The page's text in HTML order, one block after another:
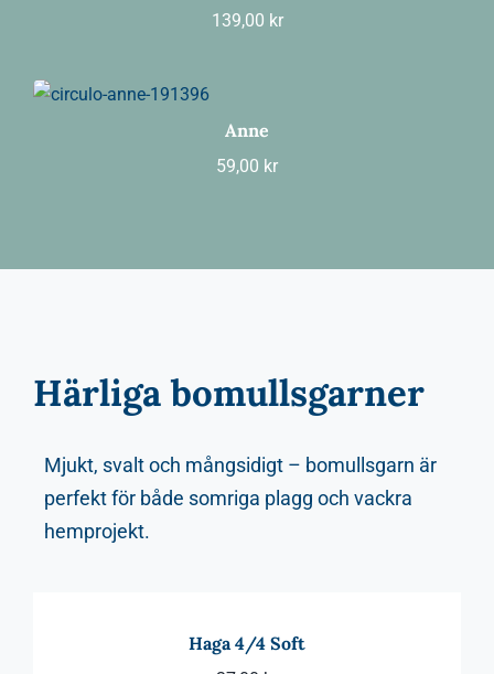
139,00 kr
Anne
59,00 kr
Härliga bomullsgarner
Mjukt, svalt och mångsidigt – bomullsgarn är
perfekt för både somriga plagg och vackra
hemprojekt.
Haga 4/4 Soft